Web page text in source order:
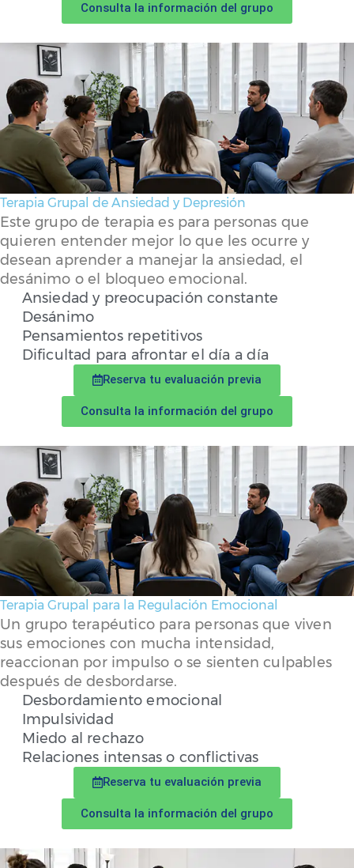
Consulta la información del grupo
Terapia Grupal de Ansiedad y Depresión
Este grupo de terapia es para personas que
quieren entender mejor lo que les ocurre y
desean aprender a manejar la ansiedad, el
desánimo o el bloqueo emocional.
Ansiedad y preocupación constante
Desánimo
Pensamientos repetitivos
Dificultad para afrontar el día a día
Reserva tu evaluación previa
Consulta la información del grupo
Terapia Grupal para la Regulación Emocional
Un grupo terapéutico para personas que viven
sus emociones con mucha intensidad,
reaccionan por impulso o se sienten culpables
después de desbordarse.
Desbordamiento emocional
Impulsividad
Miedo al rechazo
Relaciones intensas o conflictivas
Reserva tu evaluación previa
Consulta la información del grupo